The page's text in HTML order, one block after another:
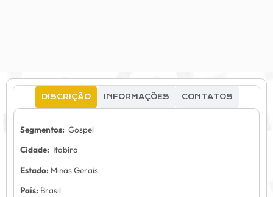
DISCRIÇÃO INFORMAÇÕES CONTATOS
Segmentos: Gospel
Cidade: Itabira
Estado: Minas Gerais
País: Brasil